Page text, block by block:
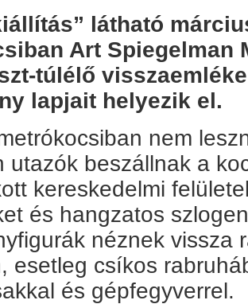
látható
Art Spiegelman
túlélő
lapjait helyezik el.
nem
utazók beszállnak a
kereskedelmi
és hangzatos
néznek vissza
esetleg csíkos
és gépfegyverrel.